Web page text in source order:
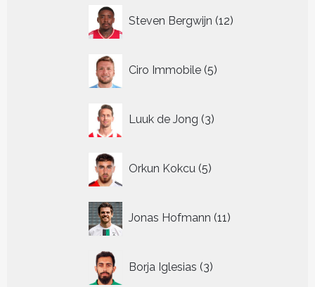
Steven Bergwijn 12
producten
Ciro Immobile 5
producten
Luuk de Jong 3
producten
Orkun Kokcu 5
producten
Jonas Hofmann 11
producten
Borja Iglesias 3
producten